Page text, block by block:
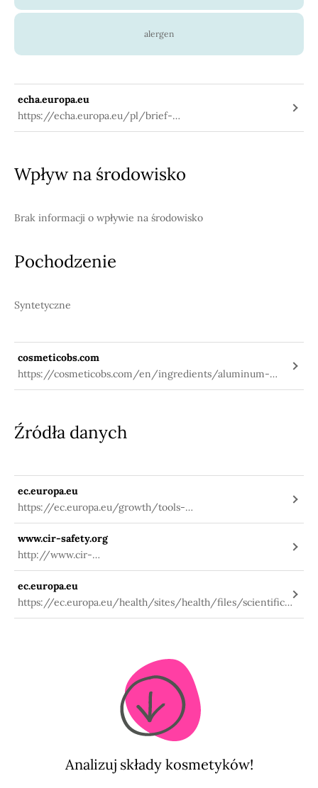
alergen
echa.europa.eu
https://echa.europa.eu/pl/brief-
profile/-/briefprofile/100.028.371
Wpływ na środowisko
Brak informacji o wpływie na środowisko
Pochodzenie
Syntetyczne
cosmeticobs.com
https://cosmeticobs.com/en/ingredients/aluminum-
chloride-2209
Źródła danych
ec.europa.eu
https://ec.europa.eu/growth/tools-
databases/cosing/index.cfm?
fuseaction=search.details_v2&id=31451
www.cir-safety.org
http://www.cir-
safety.org/sites/default/files/Alumin_122013_Final.pdf
ec.europa.eu
https://ec.europa.eu/health/sites/health/files/scientific_c
ommittees/consumer_safety/d
Analizuj składy kosmetyków!